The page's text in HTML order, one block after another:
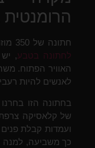
חתונה של 350 מוזמנים בלב חורשה. כשמארגנים
לחתונה בטבע,
האוויר הפתוח.
לאנשים להיות
בחתונה הזו
של קלאסיקה
ועמדות קבלת